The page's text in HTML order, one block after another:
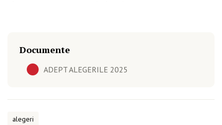
Documente
ADEPT ALEGERILE 2025
alegeri